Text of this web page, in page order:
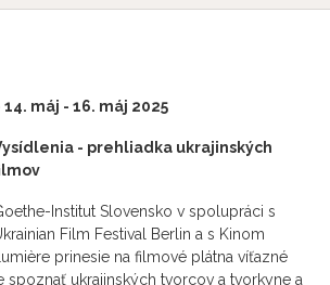
14. máj - 16. máj 2025
- prehliadka ukrajinských
Institut Slovensko v spolupráci s
Film Festival Berlin a s Kinom
Lumière prinesie na filmové plátna víťazné
ukrajinských tvorcov a tvorkyne a